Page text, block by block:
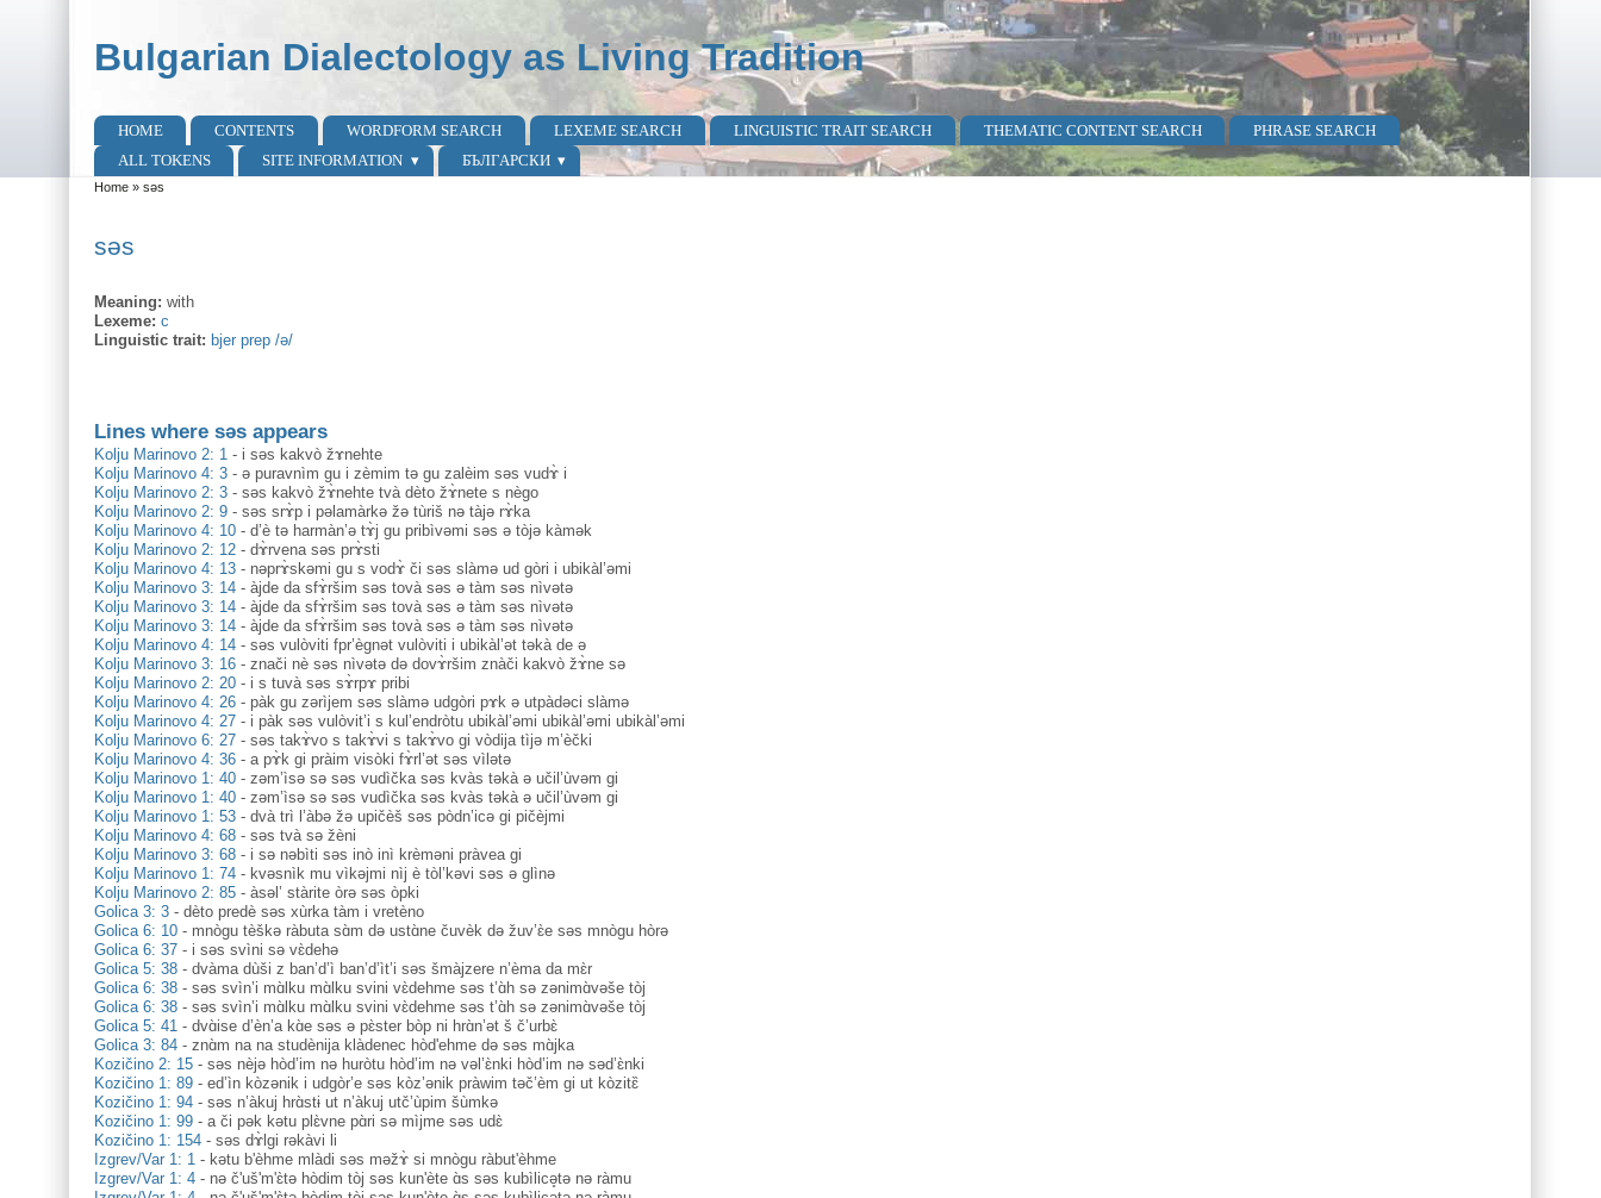
Bulgarian Dialectology as Living Tradition
Main menu
HOME CONTENTS WORDFORM SEARCH LEXEME SEARCH LINGUISTIC TRAIT SEARCH THEMATIC CONTENT SEARCH
PHRASE SEARCH
ALL TOKENS
SITE INFORMATION БЪЛГАРСКИ
You are here
Home» səs
səs
Meaning: with
Lexeme: с
Linguistic trait: bjer prep /ə/
Lines where səs appears
Kolju Marinovo 2: 1 - i səs kakvò žɤnehte
Kolju Marinovo 4: 3 - ə puravnìm gu i zèmim tə gu zalèim səs vudɤ̀ i
Kolju Marinovo 2: 3 - səs kakvò žɤ̀nehte tvà dèto žɤ̀nete s nègo
Kolju Marinovo 2: 9 - səs srɤ̀p i pəlamàrkə žə tùriš nə tàjə rɤ̀ka
Kolju Marinovo 4: 10 - d’è tə harmàn’ə tɤ̀j gu pribìvəmi səs ə tòjə kàmək
Kolju Marinovo 2: 12 - dɤ̀rvena səs prɤ̀sti
Kolju Marinovo 4: 13 - nəprɤ̀skəmi gu s vodɤ̀ či səs slàmə ud gòri i ubikàl’əmi
Kolju Marinovo 3: 14 - àjde da sfɤ̀ršim səs tovà səs ə tàm səs nìvətə
Kolju Marinovo 3: 14 - àjde da sfɤ̀ršim səs tovà səs ə tàm səs nìvətə
Kolju Marinovo 3: 14 - àjde da sfɤ̀ršim səs tovà səs ə tàm səs nìvətə
Kolju Marinovo 4: 14 - səs vulòviti fpr’ègnət vulòviti i ubikàl’ət təkà de ə
Kolju Marinovo 3: 16 - znači nè səs nìvətə də dovɤ̀ršim znàči kakvò žɤ̀ne sə
Kolju Marinovo 2: 20 - i s tuvà səs sɤ̀rpɤ pribi
Kolju Marinovo 4: 26 - pàk gu zərìjem səs slàmə udgòri pɤk ə utpàdəci slàmə
Kolju Marinovo 4: 27 - i pàk səs vulòvit’i s kul’endròtu ubikàl’əmi ubikàl’əmi ubikàl’əmi
Kolju Marinovo 6: 27 - səs takɤ̀vo s takɤ̀vi s takɤ̀vo gi vòdija tìjə m’èčki
Kolju Marinovo 4: 36 - a pɤ̀k gi pràim visòki fɤ̀rl’ət səs vìlətə
Kolju Marinovo 1: 40 - zəm’ìsə sə səs vudìčka səs kvàs təkà ə učil’ùvəm gi
Kolju Marinovo 1: 40 - zəm’ìsə sə səs vudìčka səs kvàs təkà ə učil’ùvəm gi
Kolju Marinovo 1: 53 - dvà trì l’àbə žə upičèš səs pòdn’icə gi pičèjmi
Kolju Marinovo 4: 68 - səs tvà sə žèni
Kolju Marinovo 3: 68 - i sə nəbìti səs inò inì krèməni pràvea gi
Kolju Marinovo 1: 74 - kvəsnìk mu vìkəjmi nìj è tòl’kəvi səs ə glìnə
Kolju Marinovo 2: 85 - àsəl’ stàrite òrə səs òpki
Golica 3: 3 - dèto predè səs xùrka tàm i vretèno
Golica 6: 10 - mnògu tèškə ràbuta sɑ̀m də ustɑ̀ne čuvèk də žuv’ɛ̀e səs mnògu hòrə
Golica 6: 37 - i səs svìni sə vɛ̀dehə
Golica 5: 38 - dvàma dùši z ban’d’ì ban’d’ìt’i səs šmàjzere n’èma da mɛ̀r
Golica 6: 38 - səs svìn’i mɑ̀lku mɑ̀lku svini vɛ̀dehme səs t’ɑ̀h sə zənimɑ̀vəše tòj
Golica 6: 38 - səs svìn’i mɑ̀lku mɑ̀lku svini vɛ̀dehme səs t’ɑ̀h sə zənimɑ̀vəše tòj
Golica 5: 41 - dvɑ̀ise d’èn’a kɑ̀e səs ə pɛ̀ster bòp ni hrɑ̀n’ət š č’urbɛ̀
Golica 3: 84 - znɑ̀m na na studènija klàdenec hòd'ehme də səs mɑ̀jka
Kozičino 2: 15 - səs nèjə hòd’im nə huròtu hòd’im nə vəl’ɛ̀nki hòd’im nə səd’ɛ̀nki
Kozičino 1: 89 - ed’ìn kòzənik i udgòr’e səs kòz’ənik pràwim təč’èm gi ut kòzitɛ̏
Kozičino 1: 94 - səs n’àkuj hrɑ̀stɨ ut n’àkuj utč’ùpim šùmkə
Kozičino 1: 99 - a či pək kətu plɛ̀vne pɑ̀ri sə mìjme səs udɛ̀
Kozičino 1: 154 - səs dɤ̀lgi rəkàvi li
Izgrev/Var 1: 1 - kətu b'èhme mlàdi səs məžɤ̀ si mnògu ràbut'èhme
Izgrev/Var 1: 4 - nə č'uš'm'ɛ̀tə hòdim tòj səs kun'ète ɑ̀s səs kubìlicə̥tə nə ràmu